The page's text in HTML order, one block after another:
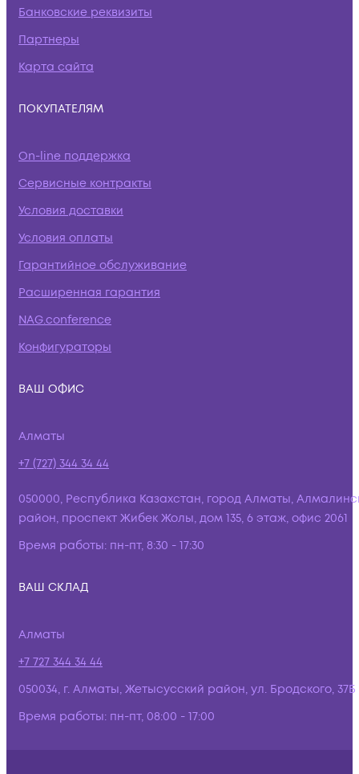
Банковские реквизиты
Партнеры
Карта сайта
ПОКУПАТЕЛЯМ
On-line поддержка
Сервисные контракты
Условия доставки
Условия оплаты
Гарантийное обслуживание
Расширенная гарантия
NAG.conference
Конфигураторы
ВАШ ОФИС
Алматы
+7 (727) 344 34 44
050000, Республика Казахстан, город Алматы,
район, проспект Жибек Жолы, дом 135, 6 этаж, офис 2061
Время работы: пн-пт, 8:30 - 17:30
ВАШ СКЛАД
Алматы
+7 727 344 34 44
050034, г. Алматы, Жетысусский район, ул. Бродского, 37Б
Время работы: пн-пт, 08:00 - 17:00